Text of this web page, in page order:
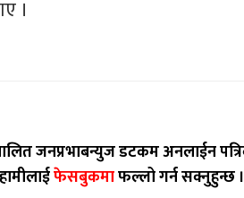
।
जनप्रभाबन्युज डटकम अनलाईन
हामीलाईफेसबुकमाफल्लो गर्न सक्नुहुन्छ ।